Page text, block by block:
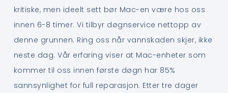
kritiske, men ideelt sett bør Mac-en være hos oss
innen 6-8 timer. Vi tilbyr døgnservice nettopp av
denne grunnen. Ring oss når vannskaden skjer, ikke
neste dag. Vår erfaring viser at Mac-enheter som
kommer til oss innen første døgn har 85%
sannsynlighet for full reparasjon. Etter tre dager